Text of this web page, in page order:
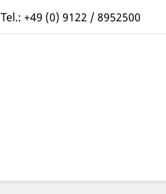
Tel.: +49 (0) 9122 / 8952500